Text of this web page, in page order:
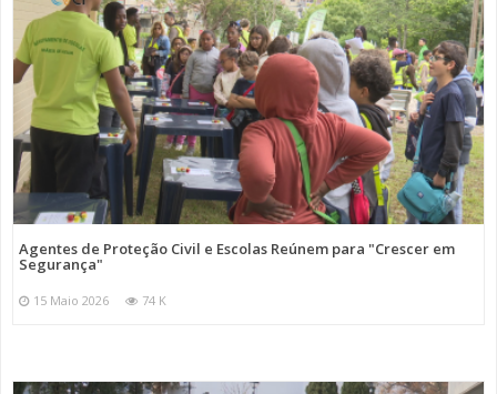
Agentes de Proteção Civil e Escolas Reúnem para "Crescer em
Segurança"
15 Maio 2026 74 K